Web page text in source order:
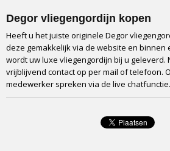
Degor vliegengordijn kopen
Heeft u het juiste originele Degor
deze gemakkelijk via de website en binnen
wordt uw luxe vliegengordijn bij u geleverd.
vrijblijvend contact op per mail of telefoon.
medewerker spreken via de live chatfunctie.